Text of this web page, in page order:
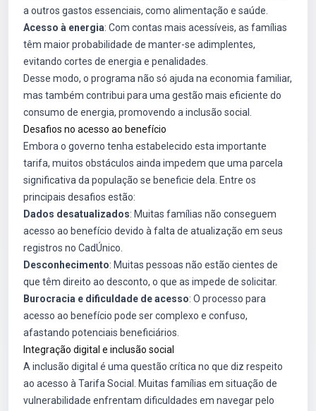
a outros gastos essenciais, como alimentação e saúde.
Acesso à energia: Com contas mais acessíveis, as famílias
têm maior probabilidade de manter-se adimplentes,
evitando cortes de energia e penalidades.
Desse modo, o programa não só ajuda na economia familiar,
mas também contribui para uma gestão mais eficiente do
consumo de energia, promovendo a inclusão social.
Desafios no acesso ao benefício
Embora o governo tenha estabelecido esta importante
tarifa, muitos obstáculos ainda impedem que uma parcela
significativa da população se beneficie dela. Entre os
principais desafios estão:
Dados desatualizados: Muitas famílias não conseguem
acesso ao benefício devido à falta de atualização em seus
registros no CadÚnico.
Desconhecimento: Muitas pessoas não estão cientes de
que têm direito ao desconto, o que as impede de solicitar.
Burocracia e dificuldade de acesso: O processo para
acesso ao benefício pode ser complexo e confuso,
afastando potenciais beneficiários.
Integração digital e inclusão social
A inclusão digital é uma questão crítica no que diz respeito
ao acesso à Tarifa Social. Muitas famílias em situação de
vulnerabilidade enfrentam dificuldades em navegar pelo